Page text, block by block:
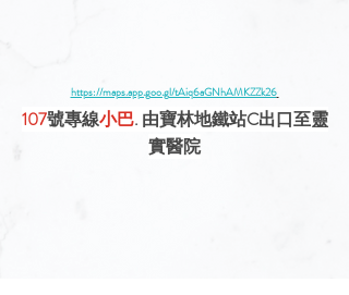
https://maps.app.goo.gl/tAiq6aGNhAMKZZk26
107號專線小巴. 由寶林地鐵站C出口至靈
實醫院